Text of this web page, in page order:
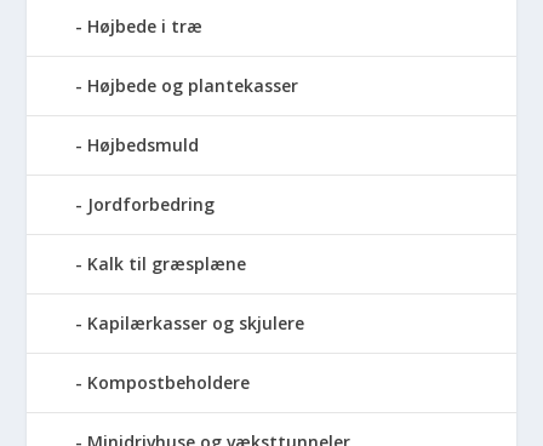
Højbede i træ
Højbede og plantekasser
Højbedsmuld
Jordforbedring
Kalk til græsplæne
Kapilærkasser og skjulere
Kompostbeholdere